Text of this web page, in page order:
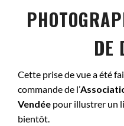
DE
Cette prise de vue a été
commande de l’
Vendée pour illustrer un
bientôt.